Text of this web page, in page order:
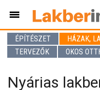
ÉPÍTÉSZET HÁZAK,
TERVEZŐK
OKOS
Nyárias